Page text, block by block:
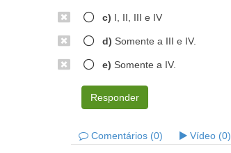
c) I, II, III e IV
d) Somente a III e IV.
e) Somente a IV.
Responder
Comentários (0) Vídeo (0)